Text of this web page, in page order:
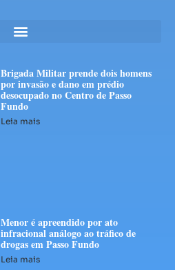
Brigada Militar prende dois homens
por invasão e dano em prédio
desocupado no Centro de Passo
Fundo
Leia mais
Menor é apreendido por ato
infracional análogo ao tráfico de
drogas em Passo Fundo
Leia mais